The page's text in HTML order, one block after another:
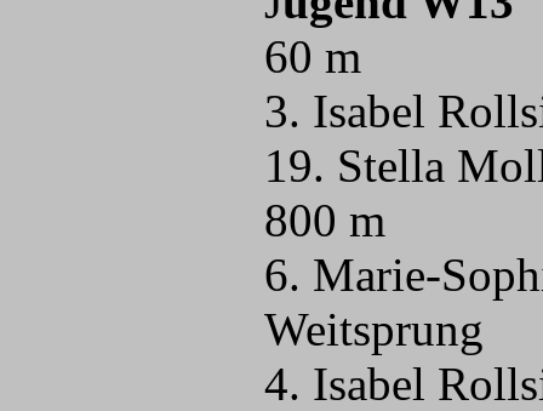
60 m
3. Isabel
19. Stella
800 m
6. Marie-
Weitsprung
4. Isabel